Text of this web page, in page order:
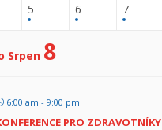
5 6 7
Srpen 8
6:00 am - 9:00 pm
PRO ZDRAVOTNÍKY